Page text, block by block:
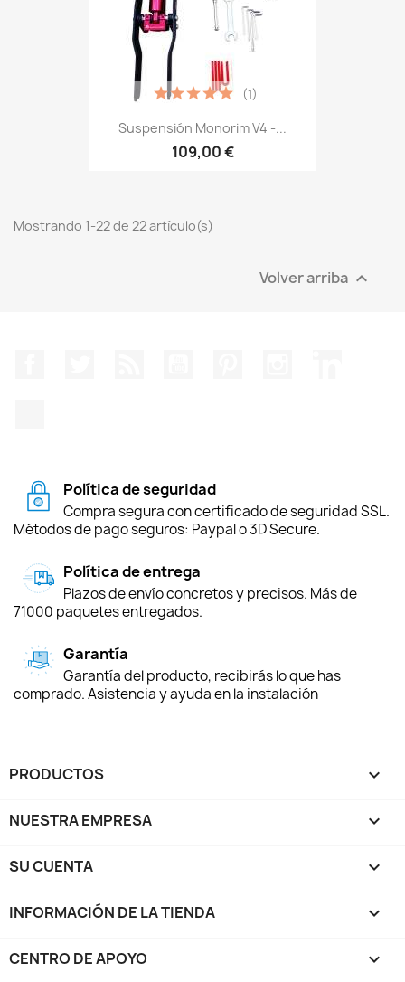
Suspensión Monorim V4 -...
109,00 €
(1)
Mostrando 1-22 de 22 artículo(s)
Volver arriba 
Política de seguridad
Compra segura con certificado de seguridad SSL.
Métodos de pago seguros: Paypal o 3D Secure.
Política de entrega
Plazos de envío concretos y precisos. Más de
71000 paquetes entregados.
Garantía
Garantía del producto, recibirás lo que has
comprado. Asistencia y ayuda en la instalación
PRODUCTOS 
NUESTRA EMPRESA 
SU CUENTA 
INFORMACIÓN DE LA TIENDA keyboard_arrow_down
CENTRO DE APOYO 